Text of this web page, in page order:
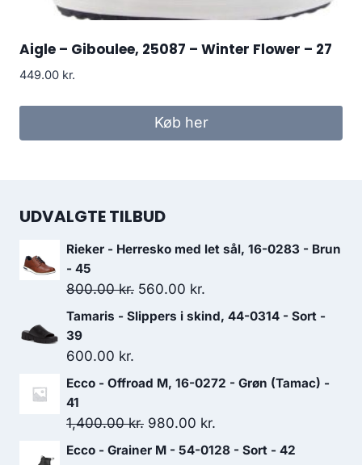
Aigle – Giboulee, 25087 – Winter Flower – 27
449.00 kr.
Køb her
UDVALGTE TILBUD
Rieker - Herresko med let sål, 16-0283 - Brun
- 45
800.00kr. Den
oprindelige
800.00 kr..
560.00 kr.
aktuelle
560.00 kr..
Tamaris - Slippers i skind, 44-0314 - Sort -
39
600.00 kr.
Ecco - Offroad M, 16-0272 - Grøn (Tamac) -
41
1,400.00kr. Den
oprindelige
980.00 kr.
aktuelle
Ecco - Grainer M - 54-0128 - Sort - 42